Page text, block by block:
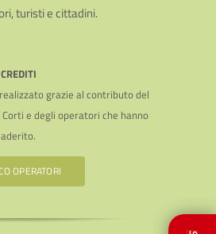
turisti e cittadini.
CREDITI
grazie al contributo del
e degli operatori che hanno
aderito.
OPERATORI